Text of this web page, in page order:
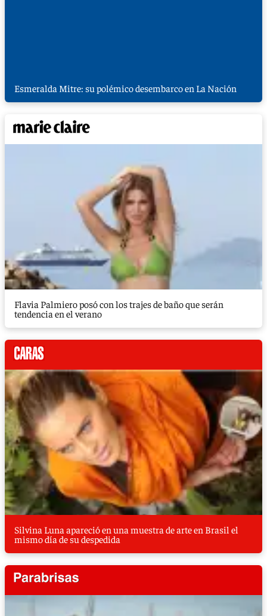
Esmeralda Mitre: su polémico desembarco en La Nación
Flavia Palmiero posó con los trajes de baño que serán
tendencia en el verano
Silvina Luna apareció en una muestra de arte en Brasil el
mismo día de su despedida